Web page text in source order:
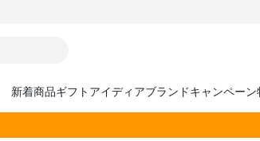
新着商品ギフトアイディアブランドキャンペーン